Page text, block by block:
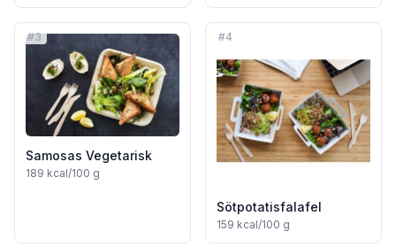
#3
Samosas Vegetarisk
189 kcal/100 g
#4
Sötpotatisfalafel
159 kcal/100 g